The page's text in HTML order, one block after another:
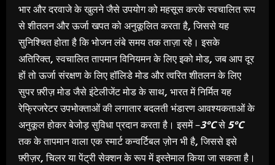
भार और दरवाजे के खुलने जैसे उपयोग को महसूस करके स्वचालित रूप
से शीतलन और ऊर्जा खपत को अनुकूलित करता है,जिससे यह
सुनिश्चित होता है कि भोजन लंबे समय तक ताज़ा रहे। इसके
अतिरिक्त,स्वचालित तापमान विनियमन के लिए इको मोड,जब आप दूर
हों तो ऊर्जा संरक्षण के लिए हॉलिडे मोड और त्वरित शीतलन के लिए
सुपर फ़्रीज़ मोड जैसे इंटेलीजेंट मोड के साथ, भारत में निर्मित यह
रेफ्रिजरेटर उपभोक्ताओं की लगातार बदलती भंडारण आवश्यकताओं के
अनुकूल होकर बेजोड़ सुविधा प्रदान करता है। इसमें –3°Cसे 5°C
तक के तापमान वाला एक स्मार्ट कन्वर्टिबल ज़ोन भी है,जिससे इसे
फ़्रीज़र,चिलर या पेंट्री सेक्शन के रूप में इस्तेमाल किया जा सकता है।